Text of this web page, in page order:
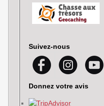
Suivez-nous
Donnez votre avis